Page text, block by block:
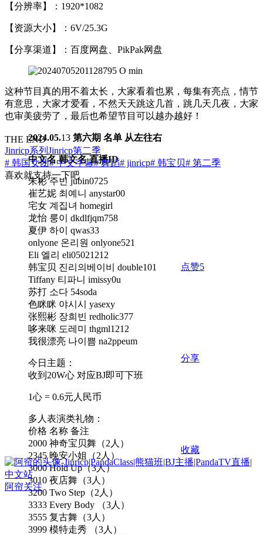
【分辨率】：1920*1082
【资源大小】：6V/25.3G
【分享渠道】：百度网盘、PikPak网盘
这种节目真的用不着太长，大家看着也累，每集有亮点，情节
有意思，大家才爱看，不然天天跳这几首，跳几天几夜，大家
也审美疲劳了，最后也希望节目可以越办越好！
2024.05.13 第六期 名单 从左往右
中文名 韩文名 直播ID
朱彬 주빈 jubin0725
崔艺妮 최예니 anystar00
宅女 계집녀 homegirl
龙怡 룽이 dkdlfjqm758
夏伊 하이 qwas33
onlyone 온리원 onlyone521
Eli 엘리 eli05021212
韩宝贝 진리의베이비 double101
Tiffany 티파니 imissy0u
苏打 소다 54soda
色眯眯 야시시 yasexy
张熙彬 장희빈 redholic377
哆来咪 도레미 thgml1212
我很漂亮 나이쁨 na2ppeum
今日主题：
收到20W心 对应BJ即可下班
1心 = 0.6元人民币
多人表演类礼物：
价格 名称 备注
2000 神奇宝贝舞（2人）
2345 晚安小姐（2人）
3000 Hold Up（3人）
3010 夜店舞（3人）
3200 Two Step（2人）
3333 Every Body （3人）
3555 复古舞（3人）
3999 模特走秀 （3人）
THE END
Jinricp系列 Jinricp第二季
# 韩国女团# 中文字幕# 舞蹈# jinricp# 韩宝贝# 第二季
喜欢就支持一下吧
点赞5
分享
收藏
阿帘关注